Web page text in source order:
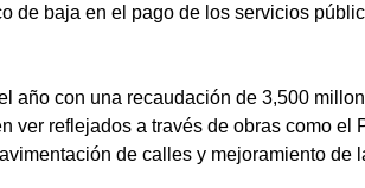
de baja en el pago de los servicios
año con una recaudación de 3,500
ver reflejados a través de obras como el
de calles y mejoramiento de